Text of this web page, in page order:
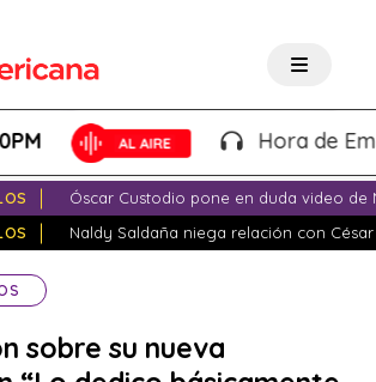
Hora de
Óscar Custodio pone en duda video de
Naldy Saldaña niega relación con
sobre su nueva